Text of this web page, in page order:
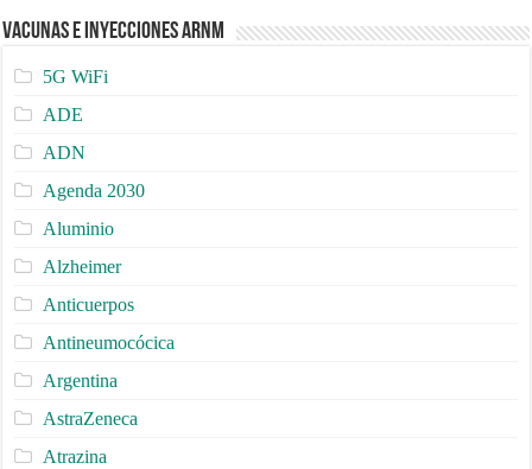
Vacunas e Inyecciones ARNm
5G WiFi
ADE
ADN
Agenda 2030
Aluminio
Alzheimer
Anticuerpos
Antineumocócica
Argentina
AstraZeneca
Atrazina